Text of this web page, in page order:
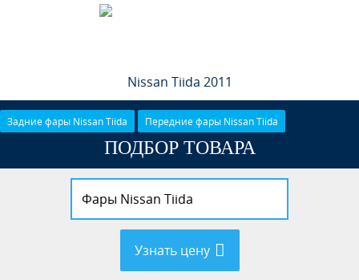
Nissan Tiida 2011
Задние фары Nissan Tiida Передние фары Nissan Tiida
ПОДБОР ТОВАРА
Узнать цену